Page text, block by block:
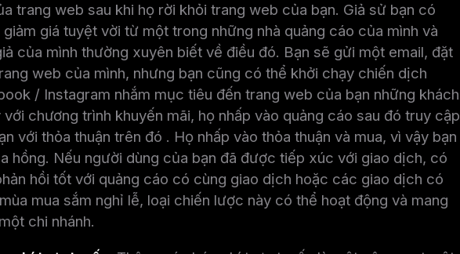
trang web sau khi họ rời khỏi trang web của bạn. Giả sử bạn có
giá tuyệt vời từ một trong những nhà quảng cáo của mình và
của mình thường xuyên biết về điều đó. Bạn sẽ gửi một email, đặt
web của mình, nhưng bạn cũng có thể khởi chạy chiến dịch
/ Instagram nhắm mục tiêu đến trang web của bạn những khách
chương trình khuyến mãi, họ nhấp vào quảng cáo sau đó truy cập
với thỏa thuận trên đó . Họ nhấp vào thỏa thuận và mua, vì vậy bạn
hồng. Nếu người dùng của bạn đã được tiếp xúc với giao dịch, có
hồi tốt với quảng cáo có cùng giao dịch hoặc các giao dịch có
mua sắm nghỉ lễ, loại chiến lược này có thể hoạt động và mang
chi nhánh.